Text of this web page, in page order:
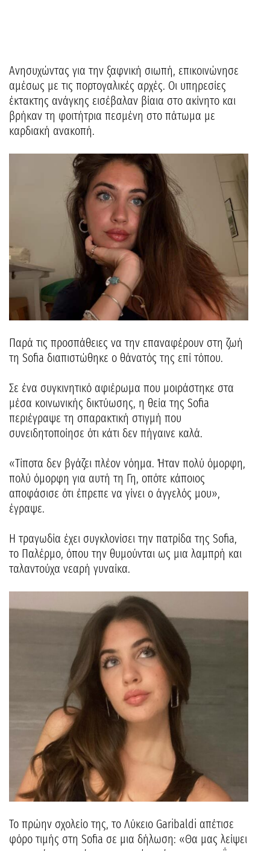
Ανησυχώντας για την ξαφνική σιωπή, επικοινώνησε
αμέσως με τις πορτογαλικές αρχές. Οι υπηρεσίες
έκτακτης ανάγκης εισέβαλαν βίαια στο ακίνητο και
βρήκαν τη φοιτήτρια πεσμένη στο πάτωμα με
καρδιακή ανακοπή.
Παρά τις προσπάθειες να την επαναφέρουν στη ζωή
τη Sofia διαπιστώθηκε ο θάνατός της επί τόπου.
Σε ένα συγκινητικό αφιέρωμα που μοιράστηκε στα
μέσα κοινωνικής δικτύωσης, η θεία της Sofia
περιέγραψε τη σπαρακτική στιγμή που
συνειδητοποίησε ότι κάτι δεν πήγαινε καλά.
«Τίποτα δεν βγάζει πλέον νόημα. Ήταν πολύ όμορφη,
πολύ όμορφη για αυτή τη Γη, οπότε κάποιος
αποφάσισε ότι έπρεπε να γίνει ο άγγελός μου»,
έγραψε.
Η τραγωδία έχει συγκλονίσει την πατρίδα της Sofia,
το Παλέρμο, όπου την θυμούνται ως μια λαμπρή και
ταλαντούχα νεαρή γυναίκα.
Το πρώην σχολείο της, το Λύκειο Garibaldi απέτισε
φόρο τιμής στη Sofia σε μια δήλωση: «Θα μας λείψει